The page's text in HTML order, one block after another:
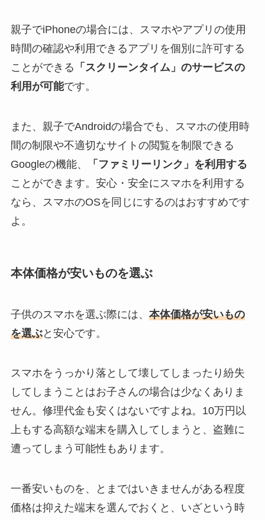
親子でiPhoneの場合には、スマホやアプリの使用
時間の確認や利用できるアプリを個別に許可する
ことができる 「スクリーンタイム」のサービスの
利用が可能です。
また、親子でAndroidの場合でも、スマホの使用時
間の制限や不適切なサイトの閲覧を制限できる
Googleの機能、
「ファミリーリンク」を利用する
ことができます。安心・安全にスマホを利用する
なら、スマホのOSを同じにするのはおすすめです
よ。
本体価格が安いものを選ぶ
子供のスマホを選ぶ際には、 本体価格が安いもの
を選ぶと安心です。
スマホをうっかり落として壊してしまったり紛失
してしまうことはお子さんの場合は少なくありま
せん。修理代金も安くはないですよね。10万円以
上もする高額な端末を購入してしまうと、盗難に
遭ってしまう可能性もあります。
一番安いものを、とまではいきませんがある程度
価格は抑えた端末を選んでおくと、いざという時